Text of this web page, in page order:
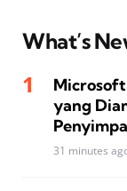
What’s
yang
31 minutes